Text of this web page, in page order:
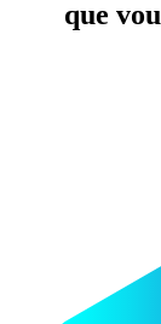
que